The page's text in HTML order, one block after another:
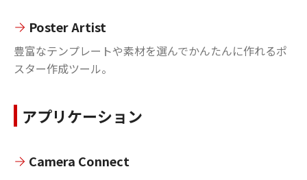
Poster Artist
豊富なテンプレートや素材を選んでかんたんに作れるポ
スター作成ツール。
アプリケーション
Camera Connect